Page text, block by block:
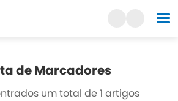
de Marcadores
um total de 1 artigos